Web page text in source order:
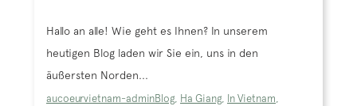
Hallo an alle! Wie geht es Ihnen? In unserem
heutigen Blog laden wir Sie ein, uns in den
äußersten Norden...
aucoeurvietnam-adminBlog, Ha Giang, In Vietnam,